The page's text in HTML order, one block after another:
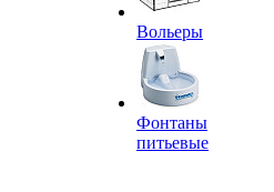
Вольеры
Фонтаны
питьевые